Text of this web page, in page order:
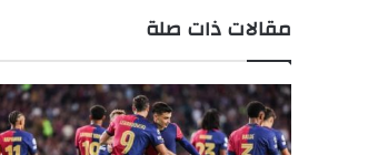
مقالات ذات صلة